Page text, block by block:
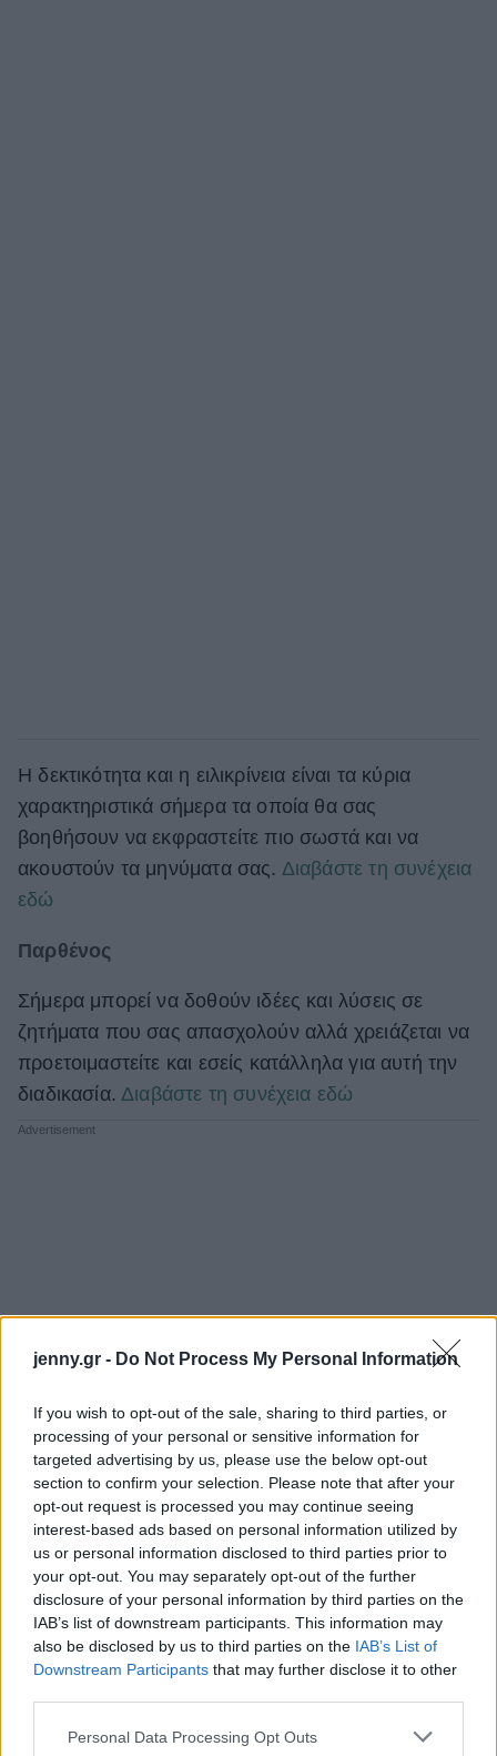
jenny.gr - Do Not Process My Personal Information
If you wish to opt-out of the sale, sharing to third parties, or
processing of your personal or sensitive information for
targeted advertising by us, please use the below opt-out
section to confirm your selection. Please note that after your
opt-out request is processed you may continue seeing
interest-based ads based on personal information utilized by
us or personal information disclosed to third parties prior to
your opt-out. You may separately opt-out of the further
disclosure of your personal information by third parties on the
IAB’s list of downstream participants. This information may
also be disclosed by us to third parties on the IAB’s List of
Downstream Participants that may further disclose it to other
Please note that this website/app uses one or more Google
Personal Data Processing Opt Outs
Η δεκτικότητα και η ειλικρίνεια είναι τα κύρια
χαρακτηριστικά σήμερα τα οποία θα σας
βοηθήσουν να εκφραστείτε πιο σωστά και να
ακουστούν τα μηνύματα σας. Διαβάστε τη συνέχεια
εδώ
Παρθένος
Σήμερα μπορεί να δοθούν ιδέες και λύσεις σε
ζητήματα που σας απασχολούν αλλά χρειάζεται να
προετοιμαστείτε και εσείς κατάλληλα για αυτή την
διαδικασία.Διαβάστε τη συνέχεια εδώ